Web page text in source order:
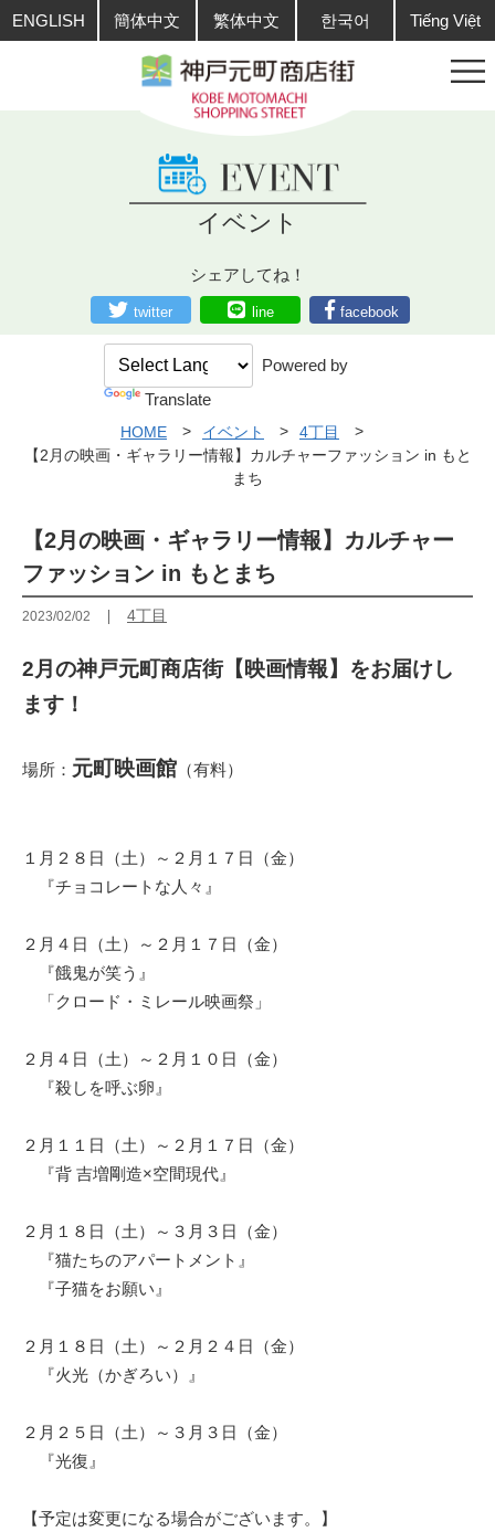
ENGLISH 簡体中文 繁体中文 한국어 Tiếng Việt
イベント
シェアしてね！
twitter line facebook
Powered by
Translate
HOME イベント
4丁目
【2月の映画・ギャラリー情報】カルチャーファッション in もと
まち
【2月の映画・ギャラリー情報】カルチャー
ファッション in もとまち
2023/02/02 4丁目
2月の神戸元町商店街【映画情報】をお届けし
ます！
場所： 元町映画館 （有料）
１月２８日（土）～２月１７日（金）
『チョコレートな人々』
２月４日（土）～２月１７日（金）
『餓鬼が笑う』
「クロード・ミレール映画祭」
２月４日（土）～２月１０日（金）
『殺しを呼ぶ卵』
２月１１日（土）～２月１７日（金）
『背 吉増剛造×空間現代』
２月１８日（土）～３月３日（金）
『猫たちのアパートメント』
『子猫をお願い』
２月１８日（土）～２月２４日（金）
『火光（かぎろい）』
２月２５日（土）～３月３日（金）
『光復』
【予定は変更になる場合がございます。】